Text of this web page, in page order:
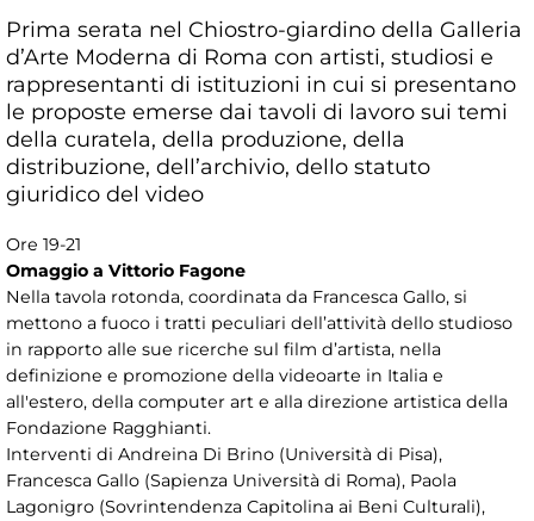
Prima serata nel Chiostro-giardino della Galleria
d’Arte Moderna di Roma con artisti, studiosi e
rappresentanti di istituzioni in cui si presentano
le proposte emerse dai tavoli di lavoro sui temi
della curatela, della produzione, della
distribuzione, dell’archivio, dello statuto
giuridico del video
Ore 19-21
Omaggio a Vittorio Fagone
Nella tavola rotonda, coordinata da Francesca Gallo, si
mettono a fuoco i tratti peculiari dell’attività dello studioso
in rapporto alle sue ricerche sul film d’artista, nella
definizione e promozione della videoarte in Italia e
all'estero, della computer art e alla direzione artistica della
Fondazione Ragghianti.
Interventi di Andreina Di Brino (Università di Pisa),
Francesca Gallo (Sapienza Università di Roma), Paola
Lagonigro (Sovrintendenza Capitolina ai Beni Culturali),